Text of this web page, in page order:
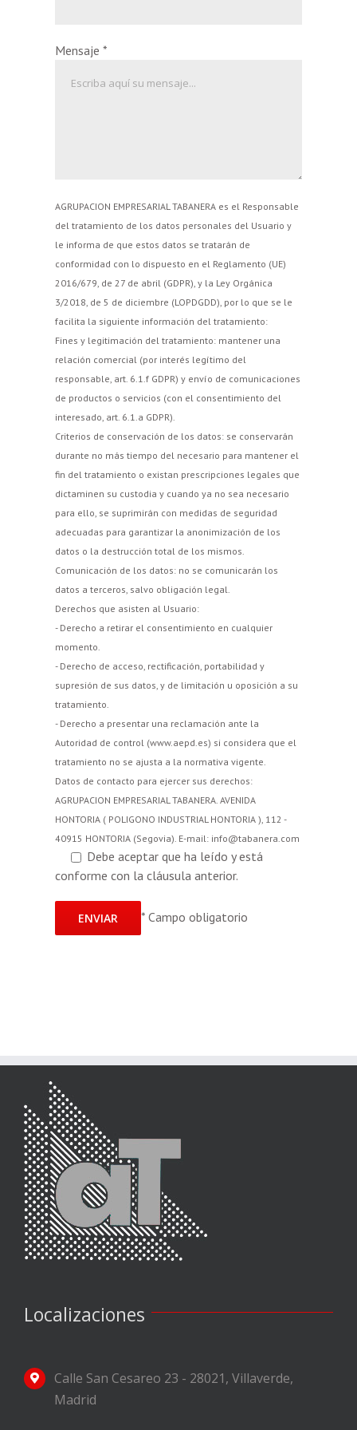
Mensaje *
AGRUPACION EMPRESARIAL TABANERA es el Responsable
del tratamiento de los datos personales del Usuario y
le informa de que estos datos se tratarán de
conformidad con lo dispuesto en el Reglamento (UE)
2016/679, de 27 de abril (GDPR), y la Ley Orgánica
3/2018, de 5 de diciembre (LOPDGDD), por lo que se le
facilita la siguiente información del tratamiento:
Fines y legitimación del tratamiento: mantener una
relación comercial (por interés legítimo del
responsable, art. 6.1.f GDPR) y envío de comunicaciones
de productos o servicios (con el consentimiento del
interesado, art. 6.1.a GDPR).
Criterios de conservación de los datos: se conservarán
durante no más tiempo del necesario para mantener el
fin del tratamiento o existan prescripciones legales que
dictaminen su custodia y cuando ya no sea necesario
para ello, se suprimirán con medidas de seguridad
adecuadas para garantizar la anonimización de los
datos o la destrucción total de los mismos.
Comunicación de los datos: no se comunicarán los
datos a terceros, salvo obligación legal.
Derechos que asisten al Usuario:
- Derecho a retirar el consentimiento en cualquier
momento.
- Derecho de acceso, rectificación, portabilidad y
supresión de sus datos, y de limitación u oposición a su
tratamiento.
- Derecho a presentar una reclamación ante la
Autoridad de control (www.aepd.es) si considera que el
tratamiento no se ajusta a la normativa vigente.
Datos de contacto para ejercer sus derechos:
AGRUPACION EMPRESARIAL TABANERA. AVENIDA
HONTORIA ( POLIGONO INDUSTRIAL HONTORIA ), 112 -
40915 HONTORIA (Segovia). E-mail: info@tabanera.com
Debe aceptar que ha leído y está
conforme con la cláusula anterior.
*Campo obligatorio
Localizaciones
Calle San Cesareo 23 - 28021, Villaverde,
Madrid